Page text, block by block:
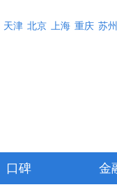
天津 北京 上海 重庆 苏州
口碑 金